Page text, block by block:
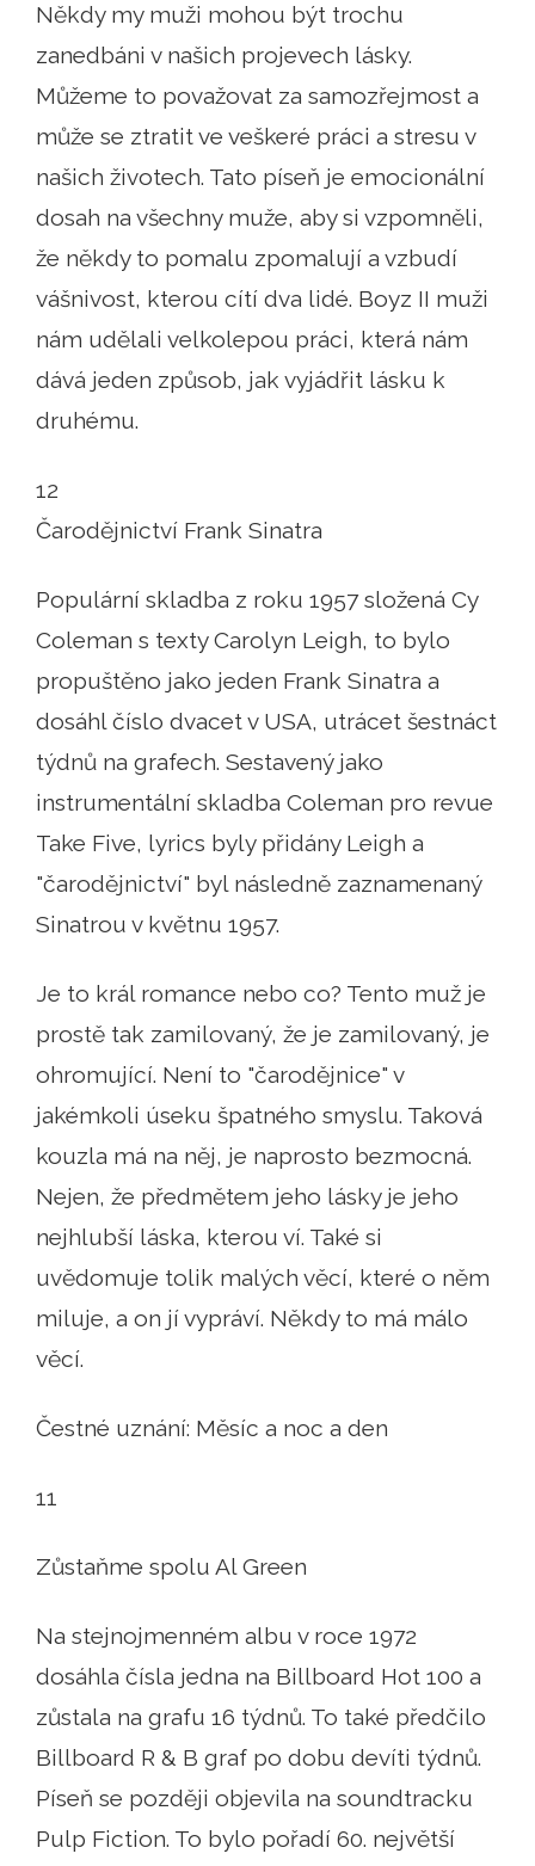
Někdy my muži mohou být trochu
zanedbáni v našich projevech lásky.
Můžeme to považovat za samozřejmost a
může se ztratit ve veškeré práci a stresu v
našich životech. Tato píseň je emocionální
dosah na všechny muže, aby si vzpomněli,
že někdy to pomalu zpomalují a vzbudí
vášnivost, kterou cítí dva lidé. Boyz II muži
nám udělali velkolepou práci, která nám
dává jeden způsob, jak vyjádřit lásku k
druhému.
12
Čarodějnictví Frank Sinatra
Populární skladba z roku 1957 složená Cy
Coleman s texty Carolyn Leigh, to bylo
propuštěno jako jeden Frank Sinatra a
dosáhl číslo dvacet v USA, utrácet šestnáct
týdnů na grafech. Sestavený jako
instrumentální skladba Coleman pro revue
Take Five, lyrics byly přidány Leigh a
"čarodějnictví" byl následně zaznamenaný
Sinatrou v květnu 1957.
Je to král romance nebo co? Tento muž je
prostě tak zamilovaný, že je zamilovaný, je
ohromující. Není to "čarodějnice" v
jakémkoli úseku špatného smyslu. Taková
kouzla má na něj, je naprosto bezmocná.
Nejen, že předmětem jeho lásky je jeho
nejhlubší láska, kterou ví. Také si
uvědomuje tolik malých věcí, které o něm
miluje, a on jí vypráví. Někdy to má málo
věcí.
Čestné uznání: Měsíc a noc a den
11
Zůstaňme spolu Al Green
Na stejnojmenném albu v roce 1972
dosáhla čísla jedna na Billboard Hot 100 a
zůstala na grafu 16 týdnů. To také předčilo
Billboard R & B graf po dobu devíti týdnů.
Píseň se později objevila na soundtracku
Pulp Fiction. To bylo pořadí 60. největší